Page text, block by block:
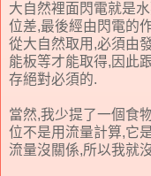
大自然裡面閃電就是
位差,最後經由閃電的
從大自然取用,必須由
能板等才能取得,因此
存絕對必須的.
當然,我少提了一個食
位不是用流量計算,它
流量沒關係,所以我就